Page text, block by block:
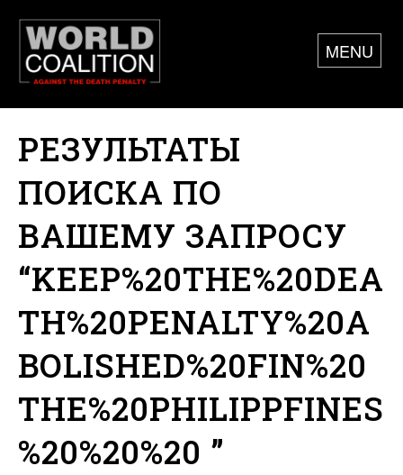
MENU
РЕЗУЛЬТАТЫ
ПОИСКА ПО
ВАШЕМУ ЗАПРОСУ
“KEEP%20THE%20DEA
TH%20PENALTY%20A
BOLISHED%20FIN%20
THE%20PHILIPPFINES
%20%20%20 ”